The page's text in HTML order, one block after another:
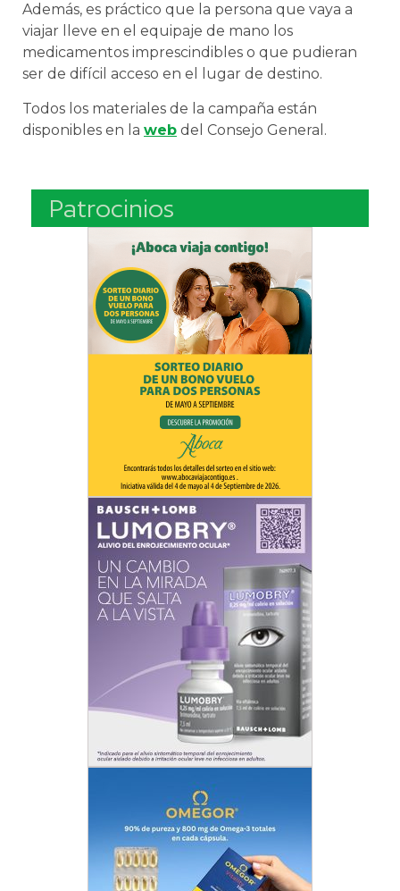
Además, es práctico que la persona que vaya a
viajar lleve en el equipaje de mano los
medicamentos imprescindibles o que pudieran
ser de difícil acceso en el lugar de destino.
Todos los materiales de la campaña están
disponibles en la web del Consejo General.
Patrocinios